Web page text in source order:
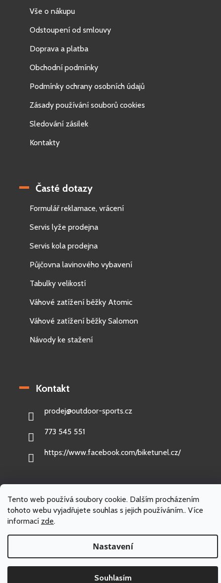
Tento web používá soubory cookie. Dalším procházením
tohoto webu vyjadřujete souhlas s jejich používáním.. Více
informací zde.
Nastavení
Souhlasím
Vše o nákupu
Odstoupení od smlouvy
Doprava a platba
Obchodní podmínky
Podmínky ochrany osobních údajů
Zásady používání souborů cookies
Sledování zásilek
Kontakty
Časté dotazy
Formulář reklamace, vrácení
Servis lyže prodejna
Servis kola prodejna
Půjčovna lavinového vybavení
Tabulky velikostí
Váhové zatížení běžky Atomic
Váhové zatížení běžky Salomon
Návody ke stažení
Kontakt
prodej@outdoor-sports.cz
773 545 551
https://www.facebook.com/biketunel.cz/
Vytvořil Shoptet
Copyright 2026Outdoor-sports.cz. Všechna práva vyhrazena.